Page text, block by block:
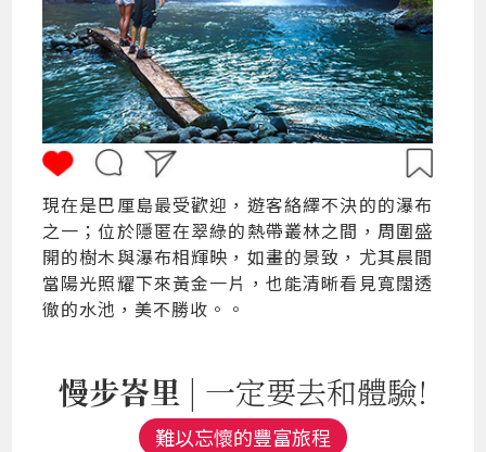
現在是巴厘島最受歡迎，遊客絡繹不決的的瀑布
之一；位於隱匿在翠綠的熱帶叢林之間，周圍盛
開的樹木與瀑布相輝映，如畫的景致，尤其晨間
當陽光照耀下來黃金一片，也能清晰看見寬闊透
徹的水池，美不勝收。。
慢步峇里 | 一定要去和體驗!
難以忘懷的豐富旅程